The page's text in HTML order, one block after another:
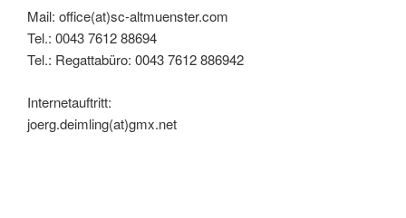
Mail: office(at)sc-altmuenster.com
Tel.: 0043 7612 88694
Tel.: Regattabüro: 0043 7612 886942
Internetauftritt:
joerg.deimling(at)gmx.net